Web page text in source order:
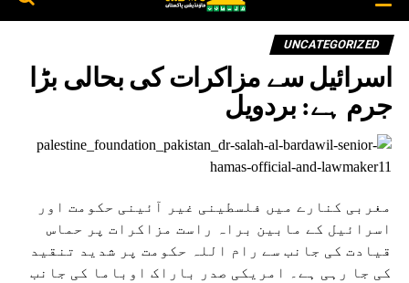
UNCATEGORIZED
اسرائیل سے مزاکرات کی بحالی بڑا
جرم ہے: بردویل
مغربی کنارے میں فلسطینی غیر آئینی حکومت اور
اسرائیل کے مابین براہ راست مزاکرات پر حماس
قیادت کی جانب سے رام اللہ حکومت پر شدید تنقید
کی جا رہی ہے۔ امریکی صدر باراک اوباما کی جانب